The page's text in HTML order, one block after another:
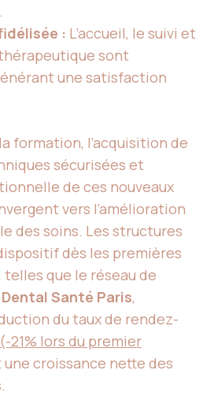
: L’accueil, le suivi et
sont
une satisfaction
formation, l’acquisition de
sécurisées et
de ces nouveaux
vers l’amélioration
des soins. Les structures
dès les premières
que le réseau de
Dental Santé Paris,
du taux de rendez-
(-21% lors du premier
une croissance nette des